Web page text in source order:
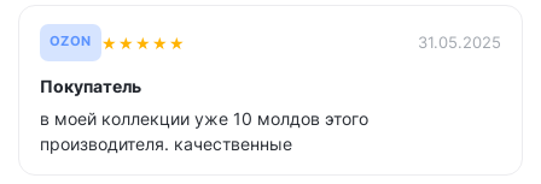
OZON ★★★★★ 31.05.2025
Покупатель
в моей коллекции уже 10 молдов этого
производителя. качественные